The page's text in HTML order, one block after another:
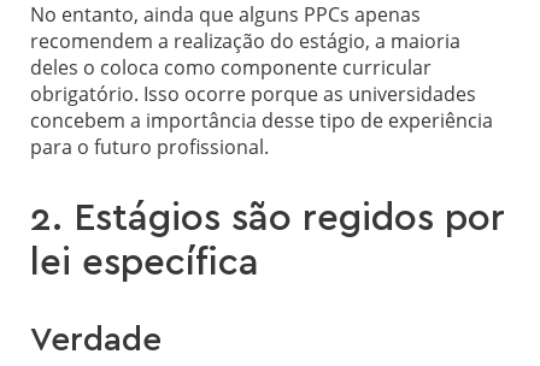
No entanto, ainda que alguns PPCs apenas
recomendem a realização do estágio, a maioria
deles o coloca como componente curricular
obrigatório. Isso ocorre porque as universidades
concebem a importância desse tipo de experiência
para o futuro profissional.
2. Estágios são regidos por
lei específica
Verdade